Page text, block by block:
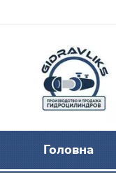
Головна